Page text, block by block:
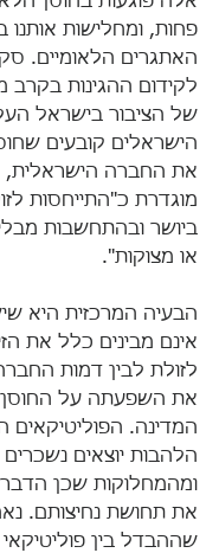
פחות, ומחלישות אותנו
האתגרים הלאומיים.
לקידום ההגינות בקרב
הישראלים קובעים
את החברה הישראלית,
מוגדרת כ"התייחסות
ביושר ובהתחשבות
או מצוקות".
הבעיה המרכזית היא
אינם מבינים כלל את
לזולת לבין דמות
את השפעתה על
המדינה. הפוליטיקאים
הלהבות יוצאים
ומהמחלוקות שכן
את תחושת נחיצותם.
שההבדל בין פוליטיקאי